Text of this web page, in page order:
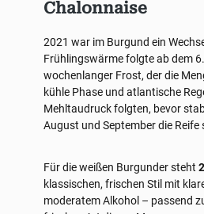
Chalonnaise
2021 war im Burgund ein
Frühlingswärme folgte ab dem
wochenlanger Frost, der die
kühle Phase und atlantische
Mehltaudruck folgten, bevor
August und September die Reife
Für die weißen Burgunder steht
klassischen, frischen Stil mit
moderatem Alkohol – passend